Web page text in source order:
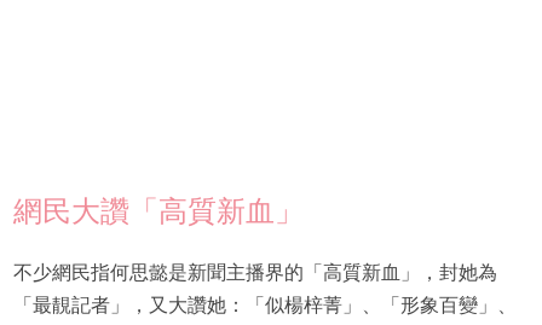
網民大讚「高質新血」
不少網民指何思懿是新聞主播界的「高質新血」，封她為
「最靚記者」，又大讚她：「似楊梓菁」、「形象百變」、